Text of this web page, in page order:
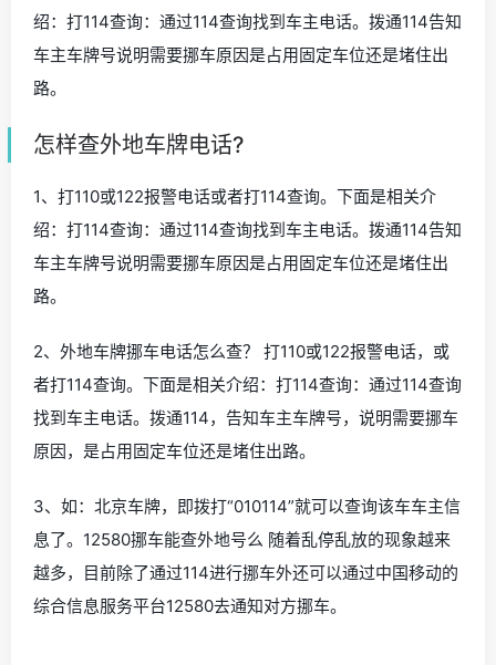
绍：打114查询：通过114查询找到车主电话。拨通114告知
车主车牌号说明需要挪车原因是占用固定车位还是堵住出
路。
怎样查外地车牌电话?
1、打110或122报警电话或者打114查询。下面是相关介
绍：打114查询：通过114查询找到车主电话。拨通114告知
车主车牌号说明需要挪车原因是占用固定车位还是堵住出
路。
2、外地车牌挪车电话怎么查？ 打110或122报警电话，或
者打114查询。下面是相关介绍：打114查询：通过114查询
找到车主电话。拨通114，告知车主车牌号，说明需要挪车
原因，是占用固定车位还是堵住出路。
3、如：北京车牌，即拨打“010114”就可以查询该车车主信
息了。12580挪车能查外地号么 随着乱停乱放的现象越来
越多，目前除了通过114进行挪车外还可以通过中国移动的
综合信息服务平台12580去通知对方挪车。